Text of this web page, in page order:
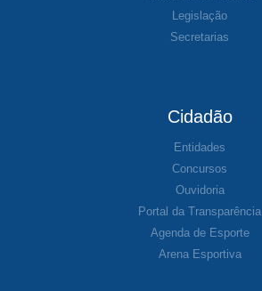
Legislação
Secretarias
Cidadão
Entidades
Concursos
Ouvidoria
Portal da Transparência
Agenda de Esporte
Arena Esportiva